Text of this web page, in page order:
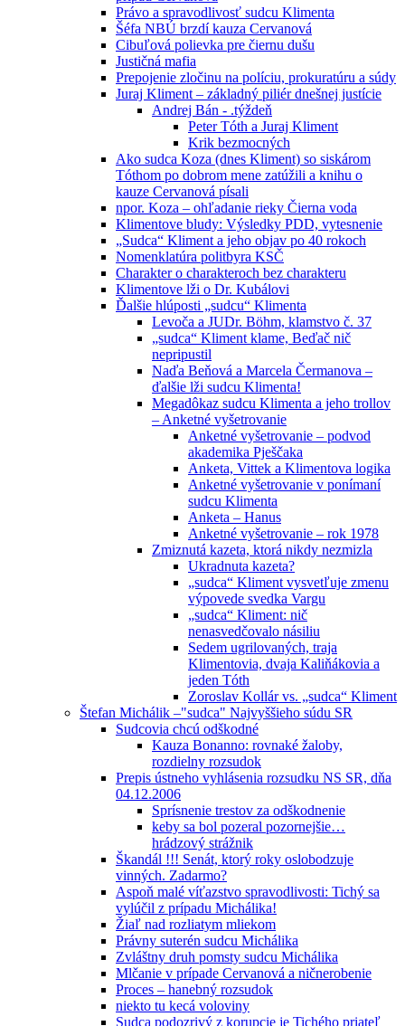
Právo a spravodlivosť sudcu Klimenta
Šéfa NBÚ brzdí kauza Cervanová
Cibuľová polievka pre čiernu dušu
Justičná mafia
Prepojenie zločinu na políciu, prokuratúru a súdy
Juraj Kliment – základný piliér dnešnej justície
Andrej Bán - .týždeň
Peter Tóth a Juraj Kliment
Krik bezmocných
Ako sudca Koza (dnes Kliment) so siskárom
Tóthom po dobrom mene zatúžili a knihu o
kauze Cervanová písali
npor. Koza – ohľadanie rieky Čierna voda
Klimentove bludy: Výsledky PDD, vytesnenie
„Sudca“ Kliment a jeho objav po 40 rokoch
Nomenklatúra politbyra KSČ
Charakter o charakteroch bez charakteru
Klimentove lži o Dr. Kubálovi
Ďalšie hlúposti „sudcu“ Klimenta
Levoča a JUDr. Böhm, klamstvo č. 37
„sudca“ Kliment klame, Beďač nič
nepripustil
Naďa Beňová a Marcela Čermanova –
ďalšie lži sudcu Klimenta!
Megadôkaz sudcu Klimenta a jeho trollov
– Anketné vyšetrovanie
Anketné vyšetrovanie – podvod
akademika Pješčaka
Anketa, Vittek a Klimentova logika
Anketné vyšetrovanie v ponímaní
sudcu Klimenta
Anketa – Hanus
Anketné vyšetrovanie – rok 1978
Zmiznutá kazeta, ktorá nikdy nezmizla
Ukradnuta kazeta?
„sudca“ Kliment vysvetľuje zmenu
výpovede svedka Vargu
„sudca“ Kliment: nič
nenasvedčovalo násiliu
Sedem ugrilovaných, traja
Klimentovia, dvaja Kaliňákovia a
jeden Tóth
Zoroslav Kollár vs. „sudca“ Kliment
Štefan Michálik –"sudca" Najvyššieho súdu SR
Sudcovia chcú odškodné
Kauza Bonanno: rovnaké žaloby,
rozdielny rozsudok
Prepis ústneho vyhlásenia rozsudku NS SR, dňa
04.12.2006
Sprísnenie trestov za odškodnenie
keby sa bol pozeral pozornejšie…
hrádzový strážnik
Škandál !!! Senát, ktorý roky oslobodzuje
vinných. Zadarmo?
Aspoň malé víťazstvo spravodlivosti: Tichý sa
vylúčil z prípadu Michálika!
Žiaľ nad rozliatym mliekom
Právny suterén sudcu Michálika
Zvláštny druh pomsty sudcu Michálika
Mlčanie v prípade Cervanová a ničnerobenie
Proces – hanebný rozsudok
niekto tu kecá voloviny
Sudca podozrivý z korupcie je Tichého priateľ